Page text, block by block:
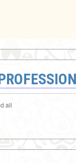
all